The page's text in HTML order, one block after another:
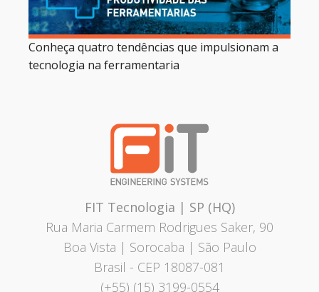
Conheça quatro tendências que impulsionam a
tecnologia na ferramentaria
FIT Tecnologia | SP (HQ)
Rua Maria Carmem Rodrigues Saker, 90
Boa Vista | Sorocaba | São Paulo
Brasil - CEP 18087-081
(+55) (15) 3199-0554